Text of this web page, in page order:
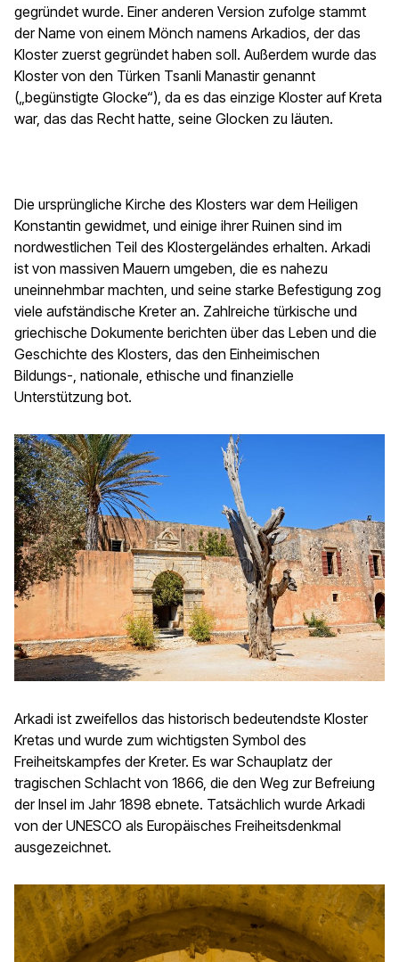
gegründet wurde. Einer anderen Version zufolge stammt
der Name von einem Mönch namens Arkadios, der das
Kloster zuerst gegründet haben soll. Außerdem wurde das
Kloster von den Türken Tsanli Manastir genannt
(„begünstigte Glocke“), da es das einzige Kloster auf Kreta
war, das das Recht hatte, seine Glocken zu läuten.
Die ursprüngliche Kirche des Klosters war dem Heiligen
Konstantin gewidmet, und einige ihrer Ruinen sind im
nordwestlichen Teil des Klostergeländes erhalten. Arkadi
ist von massiven Mauern umgeben, die es nahezu
uneinnehmbar machten, und seine starke Befestigung zog
viele aufständische Kreter an. Zahlreiche türkische und
griechische Dokumente berichten über das Leben und die
Geschichte des Klosters, das den Einheimischen
Bildungs-, nationale, ethische und finanzielle
Unterstützung bot.
Arkadi ist zweifellos das historisch bedeutendste Kloster
Kretas und wurde zum wichtigsten Symbol des
Freiheitskampfes der Kreter. Es war Schauplatz der
tragischen Schlacht von 1866, die den Weg zur Befreiung
der Insel im Jahr 1898 ebnete. Tatsächlich wurde Arkadi
von der UNESCO als Europäisches Freiheitsdenkmal
ausgezeichnet.